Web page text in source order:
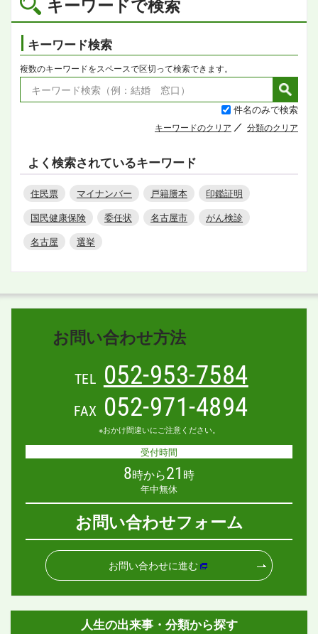
キーワード検索
複数のキーワードをスペースで区切って検索できます。
件名のみで検索
キーワードのクリア 分類のクリア
よく検索されているキーワード
住民票 マイナンバー 戸籍謄本
印鑑証明
国民健康保険
委任状 名古屋市
がん検診
名古屋
選挙
お問い合わせ方法
TEL 052-953-7584
FAX 052-971-4894
※おかけ間違いにご注意ください。
受付時間
8時から21 時
年中無休
お問い合わせフォーム
お問い合わせに進む
人生の出来事・分類から探す